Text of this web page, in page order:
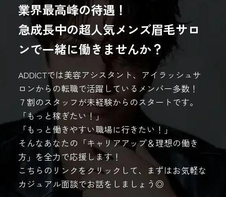
業界最高峰の待遇！
急成長中の超人気メンズ眉毛サロ
ンで一緒に働きませんか？
ADDICTでは美容アシスタント、アイラッシュサ
ロンからの転職で活躍しているメンバー多数！
７割のスタッフが未経験からのスタートです。
「もっと稼ぎたい！」
「もっと働きやすい職場に行きたい！」
そんなあなたの「キャリアアップ＆理想の働き
方」を全力で応援します！
こちらのリンクをクリックして、まずはお気軽な
カジュアル面談でお話をしましょう◎